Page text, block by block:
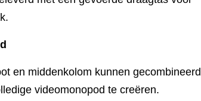
en middenkolom kunnen gecombineerd
videomonopod te creëren.